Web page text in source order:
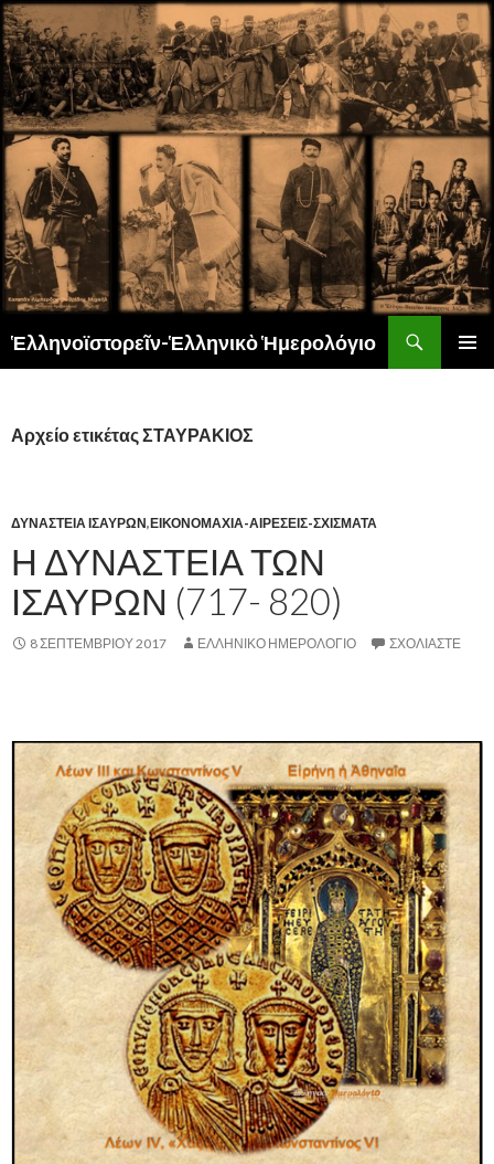
Ἑλληνοϊστορεῖν-Ἑλληνικὸ Ἡμερολόγιο
Αρχείο ετικέτας ΣΤΑΥΡΑΚΙΟΣ
ΔΥΝΑΣΤΕΙΑ ΙΣΑΥΡΩΝ,ΕΙΚΟΝΟΜΑΧΙΑ-ΑΙΡΕΣΕΙΣ-ΣΧΙΣΜΑΤΑ
Η ΔΥΝΑΣΤΕΙΑ ΤΩΝ
ΙΣΑΥΡΩΝ (717- 820)
8 ΣΕΠΤΕΜΒΡΊΟΥ 2017 ΕΛΛΗΝΙΚΟ ΗΜΕΡΟΛΟΓΙΟ ΣΧΟΛΙΆΣΤΕ